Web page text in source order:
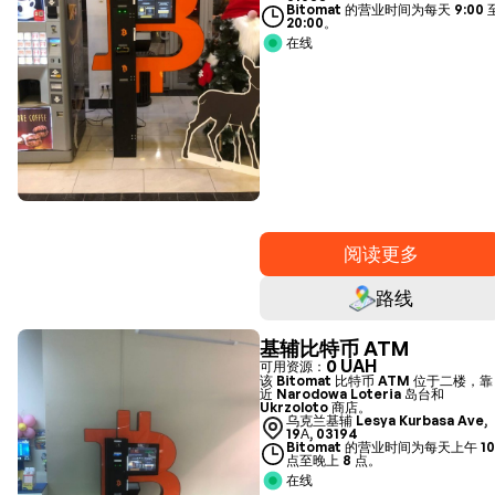
Bitomat 的营业时间为每天 9:00
20:00。
在线
阅读更多
路线
基辅比特币 ATM
可用资源： 0 UAH
该 Bitomat 比特币 ATM 位于二楼，靠
近 Narodowa Loteria 岛台和
Ukrzoloto 商店。
乌克兰基辅 Lesya Kurbasa Ave,
19А, 03194
Bitomat 的营业时间为每天上午 10
点至晚上 8 点。
在线